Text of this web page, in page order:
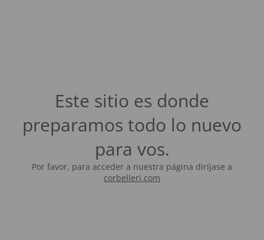
Este sitio es donde
preparamos todo lo nuevo
para vos.
Por favor, para acceder a nuestra página diríjase a
corbelleri.com